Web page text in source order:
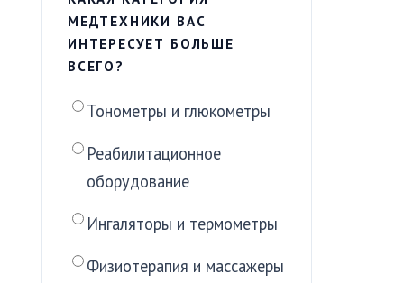
МЕДТЕХНИКИ ВАС
ИНТЕРЕСУЕТ БОЛЬШЕ
ВСЕГО?
Тонометры и глюкометры
Реабилитационное
оборудование
Ингаляторы и термометры
Физиотерапия и массажеры